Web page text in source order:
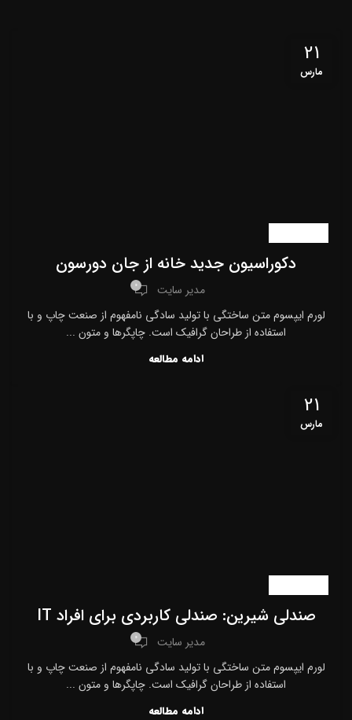
21
مارس
دکوراسیون جدید خانه از جان دورسون
مدیر سایت 0
لورم ایپسوم متن ساختگی با تولید سادگی نامفهوم از صنعت چاپ و با
استفاده از طراحان گرافیک است. چاپگرها و متون ...
ادامه مطالعه
21
مارس
صندلی شیرین: صندلی کاربردی برای افراد IT
مدیر سایت 0
لورم ایپسوم متن ساختگی با تولید سادگی نامفهوم از صنعت چاپ و با
استفاده از طراحان گرافیک است. چاپگرها و متون ...
ادامه مطالعه